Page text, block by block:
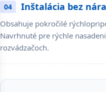
04 Inštalácia bez
Obsahuje pokročilé
Navrhnuté pre rýchle
rozvádzačoch.